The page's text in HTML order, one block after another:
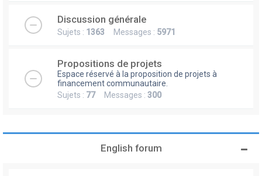
Discussion générale
Sujets : 1363 Messages : 5971
Propositions de projets
Espace réservé à la proposition de projets à
financement communautaire.
Sujets : 77Messages : 300
English forum